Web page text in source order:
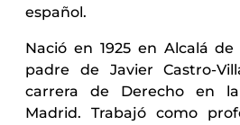
español.
Nació en 1925 en Alcalá
padre de Javier Castro-
carrera de Derecho en
Madrid. Trabajó como